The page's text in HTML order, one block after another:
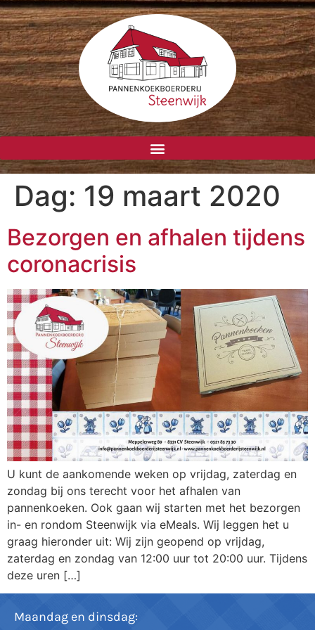
Dag: 19 maart 2020
Bezorgen en afhalen tijdens
coronacrisis
U kunt de aankomende weken op vrijdag, zaterdag en
zondag bij ons terecht voor het afhalen van
pannenkoeken. Ook gaan wij starten met het bezorgen
in- en rondom Steenwijk via eMeals. Wij leggen het u
graag hieronder uit: Wij zijn geopend op vrijdag,
zaterdag en zondag van 12:00 uur tot 20:00 uur. Tijdens
deze uren […]
Maandag en dinsdag: